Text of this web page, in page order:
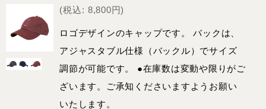
(税込: 8,800円)
ロゴデザインのキャップです。 バックは、
アジャスタブル仕様（バックル）でサイズ
調節が可能です。 ●在庫数は変動や限りがご
ざいます。ご承知くださいますようお願い
いたします。